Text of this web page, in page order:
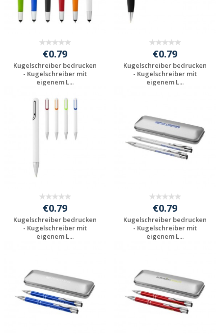
€0.79
Kugelschreiber bedrucken
- Kugelschreiber mit
eigenem L...
Preis unverbindlich
anfragen
€0.79
Kugelschreiber bedrucken
- Kugelschreiber mit
eigenem L...
€0.79
Kugelschreiber bedrucken
- Kugelschreiber mit
eigenem L...
€0.79
Kugelschreiber bedrucken
- Kugelschreiber mit
eigenem L...